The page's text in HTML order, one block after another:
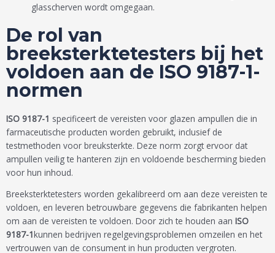
glasscherven wordt omgegaan.
De rol van
breeksterktetesters bij het
voldoen aan de ISO 9187-1-
normen
ISO 9187-1 specificeert de vereisten voor glazen ampullen die in
farmaceutische producten worden gebruikt, inclusief de
testmethoden voor breuksterkte. Deze norm zorgt ervoor dat
ampullen veilig te hanteren zijn en voldoende bescherming bieden
voor hun inhoud.
Breeksterktetesters worden gekalibreerd om aan deze vereisten te
voldoen, en leveren betrouwbare gegevens die fabrikanten helpen
om aan de vereisten te voldoen. Door zich te houden aan ISO
9187-1kunnen bedrijven regelgevingsproblemen omzeilen en het
vertrouwen van de consument in hun producten vergroten.